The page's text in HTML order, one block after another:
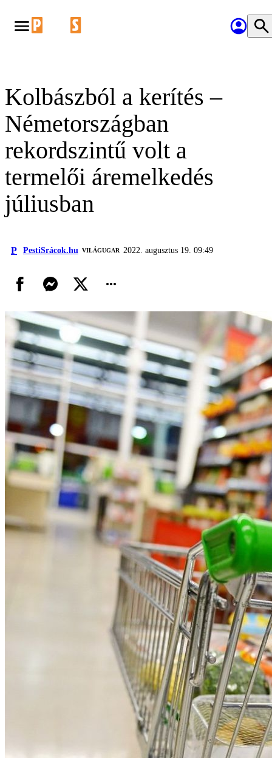
Kolbászból a kerítés –
Németországban
rekordszintű volt a
termelői áremelkedés
júliusban
P PestiSrácok.hu VILÁGUGAR 2022. augusztus 19. 09:49